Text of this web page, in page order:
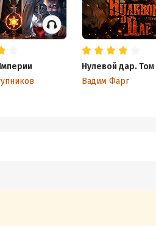
Нулевой дар. Том
Вадим Фарг